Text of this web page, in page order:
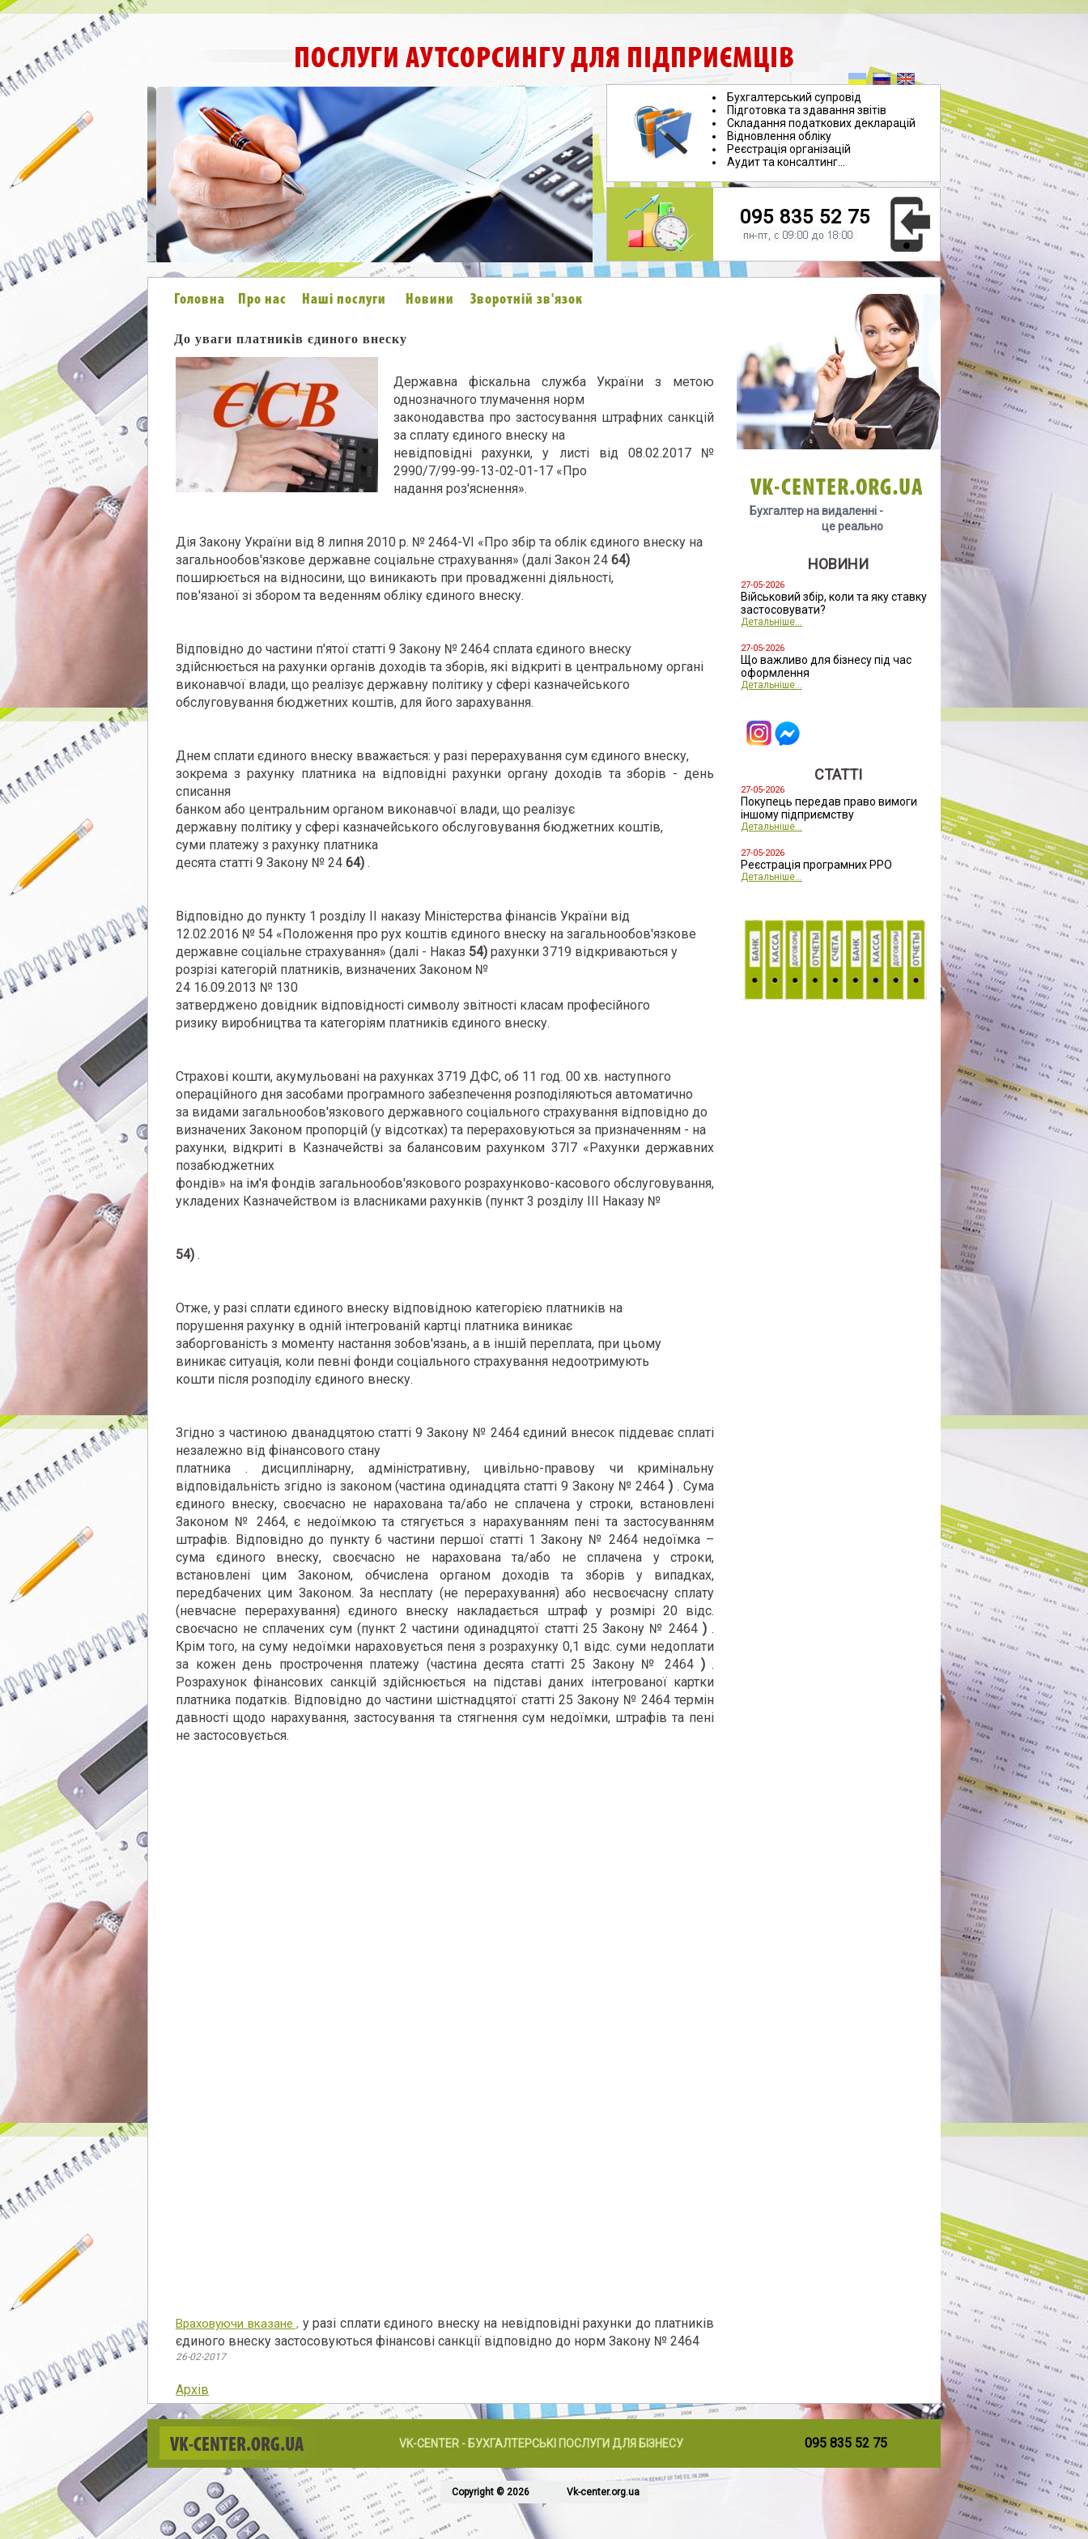
ПОСЛУГИ АУТСОРСИНГУ ДЛЯ ПІДПРИЄМЦІВ
Бухгалтерський супровід
Підготовка та здавання звітів
Складання податкових декларацій
Відновлення обліку
Реєстрація організацій
Аудит та консалтинг...
095 835 52 75
Головна Про нас Наші послуги Новини Зворотній зв'язок
До уваги платників єдиного внеску
Державна фіскальна служба України з метою
однозначного тлумачення норм
законодавства про застосування штрафних санкцій
за сплату єдиного внеску на
невідповідні рахунки, у листі від 08.02.2017 №
2990/7/99-99-13-02-01-17 «Про
надання роз'яснення».
Дія Закону України від 8 липня 2010 р. № 2464-VI «Про збір та облік єдиного внеску на
загальнообов'язкове державне соціальне страхування» (далі Закон 24 64)
поширюється на відносини, що виникають при провадженні діяльності,
пов'язаної зі збором та веденням обліку єдиного внеску.
Відповідно до частини п'ятої статті 9 Закону № 2464 сплата єдиного внеску
здійснюється на рахунки органів доходів та зборів, які відкриті в центральному органі
виконавчої влади, що реалізує державну політику у сфері казначейського
обслуговування бюджетних коштів, для його зарахування.
Днем сплати єдиного внеску вважається: у разі перерахування сум єдиного внеску,
зокрема з рахунку платника на відповідні рахунки органу доходів та зборів - день
списання
банком або центральним органом виконавчої влади, що реалізує
державну політику у сфері казначейського обслуговування бюджетних коштів,
суми платежу з рахунку платника
десята статті 9 Закону № 24 64) .
Відповідно до пункту 1 розділу II наказу Міністерства фінансів України від
12.02.2016 № 54 «Положення про рух коштів єдиного внеску на загальнообов'язкове
державне соціальне страхування» (далі - Наказ 54) рахунки 3719 відкриваються у
розрізі категорій платників, визначених Законом №
24 16.09.2013 № 130
затверджено довідник відповідності символу звітності класам професійного
ризику виробництва та категоріям платників єдиного внеску.
Страхові кошти, акумульовані на рахунках 3719 ДФС, об 11 год. 00 хв. наступного
операційного дня засобами програмного забезпечення розподіляються автоматично
за видами загальнообов'язкового державного соціального страхування відповідно до
визначених Законом пропорцій (у відсотках) та перераховуються за призначенням - на
рахунки, відкриті в Казначействі за балансовим рахунком 37І7 «Рахунки державних
позабюджетних
фондів» на ім'я фондів загальнообов'язкового розрахунково-касового обслуговування,
укладених Казначейством із власниками рахунків (пункт 3 розділу III Наказу №
54) .
Отже, у разі сплати єдиного внеску відповідною категорією платників на
порушення рахунку в одній інтегрованій картці платника виникає
заборгованість з моменту настання зобов'язань, а в іншій переплата, при цьому
виникає ситуація, коли певні фонди соціального страхування недоотримують
кошти після розподілу єдиного внеску.
Згідно з частиною дванадцятою статті 9 Закону № 2464 єдиний внесок піддеває сплаті
незалежно від фінансового стану
платника . дисциплінарну, адміністративну, цивільно-правову чи кримінальну
відповідальність згідно із законом (частина одинадцята статті 9 Закону № 2464) .Сума
єдиного внеску, своєчасно не нарахована та/або не сплачена у строки, встановлені
Законом № 2464, є недоїмкою та стягується з нарахуванням пені та застосуванням
штрафів. Відповідно до пункту 6 частини першої статті 1 Закону № 2464 недоїмка –
сума єдиного внеску, своєчасно не нарахована та/або не сплачена у строки,
встановлені цим Законом, обчислена органом доходів та зборів у випадках,
передбачених цим Законом. За несплату (не перерахування) або несвоєчасну сплату
(невчасне перерахування) єдиного внеску накладається штраф у розмірі 20 відс.
своєчасно несплачених сум (пункт 2 частини одинадцятої статті 25 Закону № 2464 ).
Крім того, на суму недоїмки нараховується пеня з розрахунку 0,1 відс. суми недоплати
за кожен день прострочення платежу (частина десята статті 25 Закону № 2464 ).
Розрахунок фінансових санкцій здійснюється на підставі даних інтегрованої картки
платника податків. Відповідно до частини шістнадцятої статті 25 Закону № 2464 термін
давності щодо нарахування,застосування та стягнення сум недоїмки, штрафів та пені
не застосовується.
Враховуючи вказане , у разі сплати єдиного внеску на невідповідні рахунки до платників
єдиного внеску застосовуються фінансові санкції відповідно до норм Закону № 2464
26-02-2017
Архів
VK-CENTER.ORG.UA
Бухгалтер на видаленні -
це реально
НОВИНИ
27-05-2026
Військовий збір, коли та яку ставку
застосовувати?
Детальніше...
27-05-2026
Що важливо для бізнесу під час
оформлення
Детальніше...
СТАТТІ
27-05-2026
Покупець передав право вимоги
іншому підприємству
Детальніше...
27-05-2026
Реєстрація програмних РРО
Детальніше...
VK-CENTER.ORG.UA VK-CENTER - БУХГАЛТЕРСЬКІ ПОСЛУГИ ДЛЯ БІЗНЕСУ 095 835 52 75
Copyright © 2026 Vk-center.org.ua